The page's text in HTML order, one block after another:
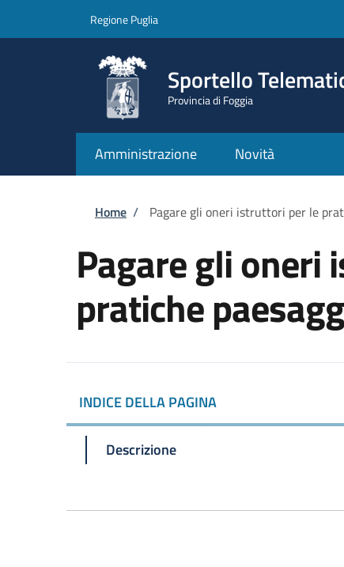
Regione Puglia
Sportello
Provincia di Foggia
Amministrazione Novità
Briciole di pane
Home / Pagare gli oneri istruttori per le
Pagare gli
pratiche
INDICE DELLA PAGINA
Descrizione